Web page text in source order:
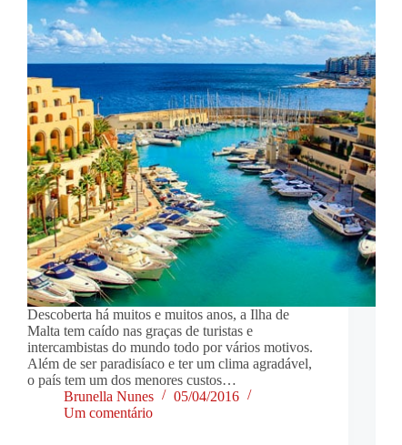
Descoberta há muitos e muitos anos, a Ilha de
Malta tem caído nas graças de turistas e
intercambistas do mundo todo por vários motivos.
Além de ser paradisíaco e ter um clima agradável,
o país tem um dos menores custos…
Brunella Nunes
05/04/2016
Um comentário